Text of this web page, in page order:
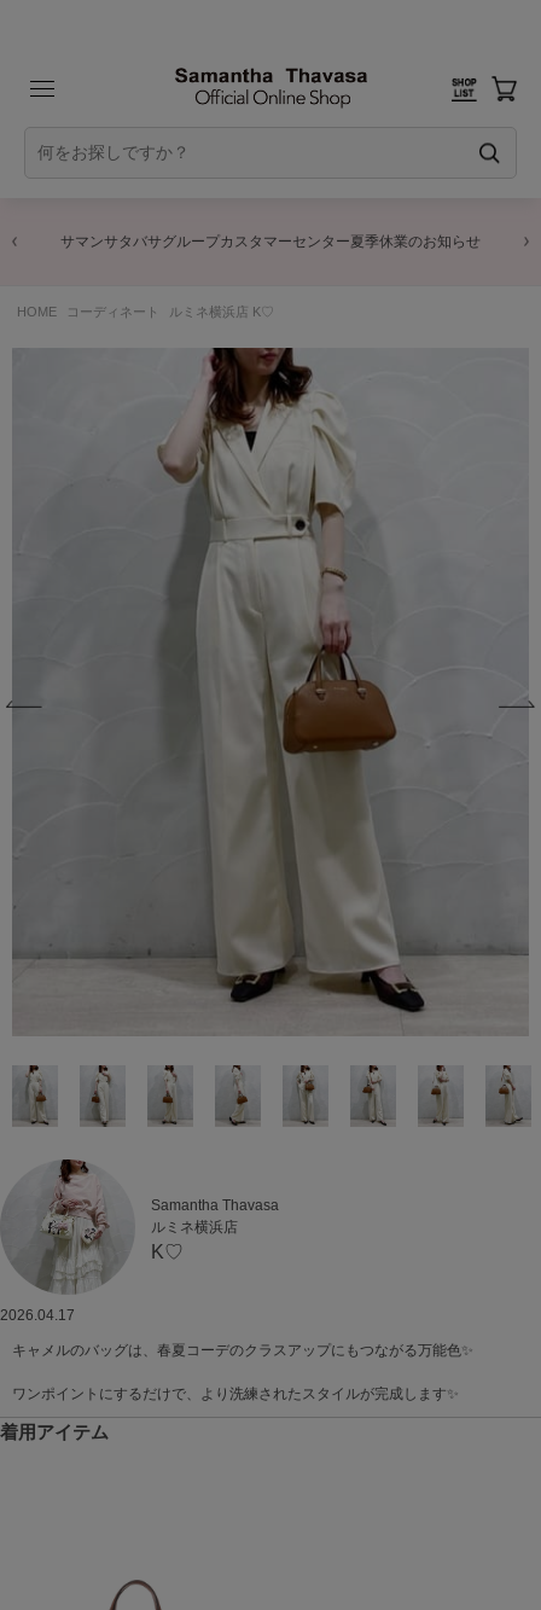
サマンサタバサグループカスタマーセンター夏季休業のお知らせ
HOME コーディネート ルミネ横浜店 K♡
Samantha Thavasa
ルミネ横浜店
K♡
2026.04.17
キャメルのバッグは、春夏コーデのクラスアップにもつながる万能色✨
ワンポイントにするだけで、より洗練されたスタイルが完成します✨
着用アイテム